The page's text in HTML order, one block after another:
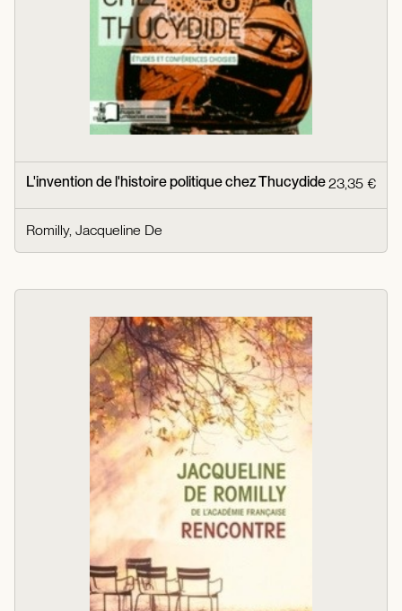
L'invention de l'histoire politique chez Thucydide23,35 €
Romilly, Jacqueline De